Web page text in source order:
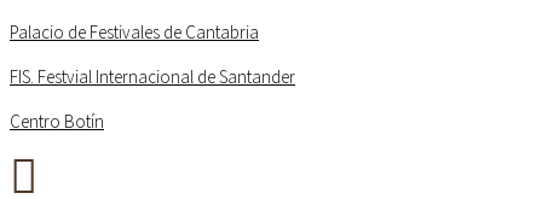
Palacio de Festivales de Cantabria
FIS. Festvial Internacional de Santander
Centro Botín